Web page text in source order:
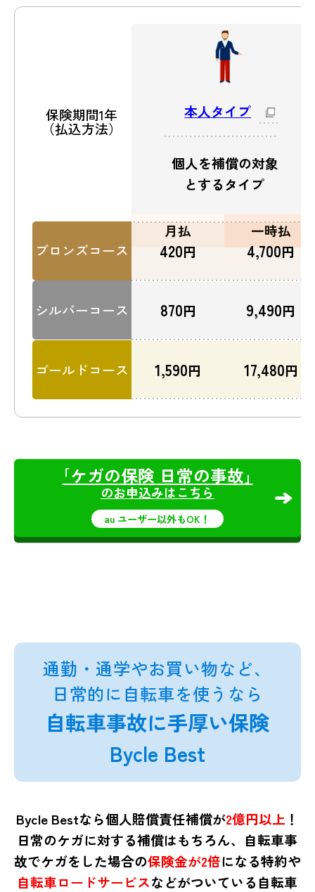
保険期間1年
（払込方法）
ブロンズコース
シルバーコース
ゴールドコース
本人タイプ
個人を補償の対象
とするタイプ
月払 一時払
420円 4,700円
870円 9,490円
1,590円 17,480円
｢ケガの保険 日常の事故｣
のお申込みはこちら
au ユーザー以外もOK！
通勤・通学やお買い物など、
日常的に自転車を使うなら
自転車事故に手厚い保険
Bycle Best
Bycle Bestなら個人賠償責任補償が2億円以上 ！
日常のケガに対する補償はもちろん、 自転車事
故でケガをした場合の保険金が2倍になる特約や
自転車ロードサービスなどがついている自転車